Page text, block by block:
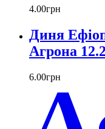
4.00грн
Диня
Агрона
6.00грн